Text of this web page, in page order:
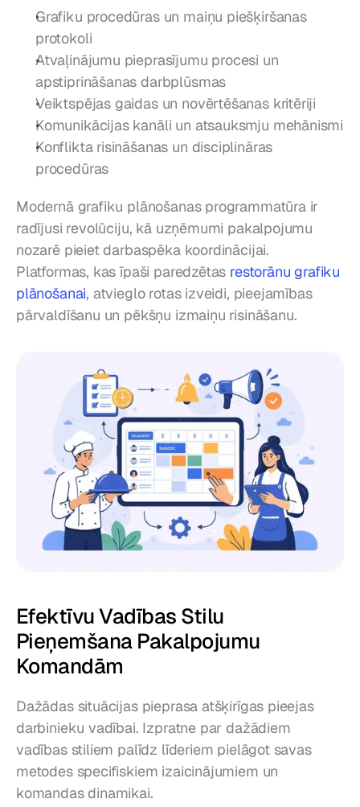
Grafiku procedūras un maiņu piešķiršanas
protokoli
Atvaļinājumu pieprasījumu procesi un
apstiprināšanas darbplūsmas
Veiktspējas gaidas un novērtēšanas kritēriji
Komunikācijas kanāli un atsauksmju mehānismi
Konflikta risināšanas un disciplināras
procedūras
Modernā grafiku plānošanas programmatūra ir
radījusi revolūciju, kā uzņēmumi pakalpojumu
nozarē pieiet darbaspēka koordinācijai.
Platformas, kas īpaši paredzētas restorānu grafiku
plānošanai, atvieglo rotas izveidi, pieejamības
pārvaldīšanu un pēkšņu izmaiņu risināšanu.
Efektīvu Vadības Stilu
Pieņemšana Pakalpojumu
Komandām
Dažādas situācijas pieprasa atšķirīgas pieejas
darbinieku vadībai. Izpratne par dažādiem
vadības stiliem palīdz līderiem pielāgot savas
metodes specifiskiem izaicinājumiem un
komandas dinamikai.